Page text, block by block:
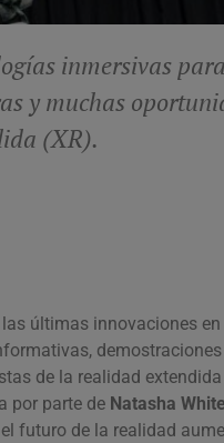
inmersivas
y muchas
(XR).
últimas innovaciones en
demostraciones
de la realidad extendida
por parte de Natasha White
futuro de la realidad